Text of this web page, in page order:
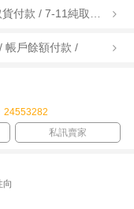
帳戶餘額付款 /
24553282
私訊賣家
向